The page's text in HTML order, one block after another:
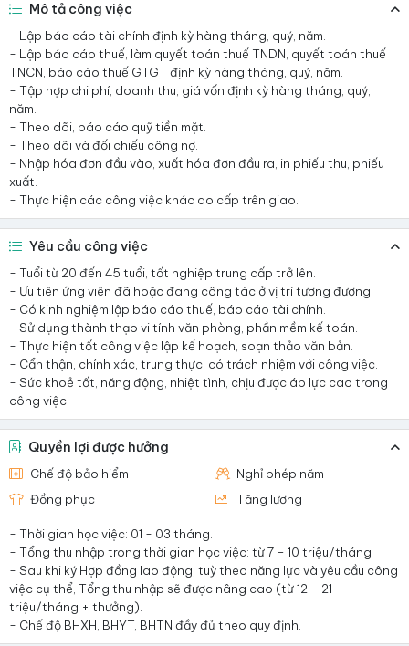
Mô tả công việc
- Lập báo cáo tài chính định kỳ hàng tháng, quý, năm.
- Lập báo cáo thuế, làm quyết toán thuế TNDN, quyết toán thuế
TNCN, báo cáo thuế GTGT định kỳ hàng tháng, quý, năm.
- Tập hợp chi phí, doanh thu, giá vốn định kỳ hàng tháng, quý,
năm.
- Theo dõi, báo cáo quỹ tiền mặt.
- Theo dõi và đối chiếu công nợ.
- Nhập hóa đơn đầu vào, xuất hóa đơn đầu ra, in phiếu thu, phiếu
xuất.
- Thực hiện các công việc khác do cấp trên giao.
Yêu cầu công việc
- Tuổi từ 20 đến 45 tuổi, tốt nghiệp trung cấp trở lên.
- Ưu tiên ứng viên đã hoặc đang công tác ở vị trí tương đương.
- Có kinh nghiệm lập báo cáo thuế, báo cáo tài chính.
- Sử dụng thành thạo vi tính văn phòng, phần mềm kế toán.
- Thực hiện tốt công việc lập kế hoạch, soạn thảo văn bản.
- Cẩn thận, chính xác, trung thực, có trách nhiệm với công việc.
- Sức khoẻ tốt, năng động, nhiệt tình, chịu được áp lực cao trong
công việc.
Quyền lợi được hưởng
Chế độ bảo hiểm
Nghỉ phép năm
Đồng phục
Tăng lương
- Thời gian học việc: 01 - 03 tháng.
- Tổng thu nhập trong thời gian học việc: từ 7 – 10 triệu/tháng
- Sau khi ký Hợp đồng lao động, tuỳ theo năng lực và yêu cầu công
việc cụ thể, Tổng thu nhập sẽ được nâng cao (từ 12 – 21
triệu/tháng + thưởng).
- Chế độ BHXH, BHYT, BHTN đầy đủ theo quy định.